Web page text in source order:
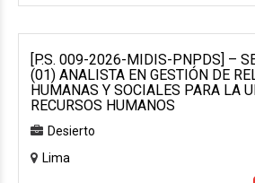
[P.S. 009-2026-MIDIS-PNPDS] –
(01) ANALISTA EN GESTIÓN DE
HUMANAS Y SOCIALES PARA LA
RECURSOS HUMANOS
Desierto
Lima